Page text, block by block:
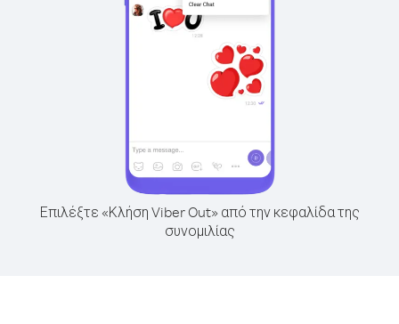
Επιλέξτε «Κλήση Viber Out» από την κεφαλίδα της
συνομιλίας